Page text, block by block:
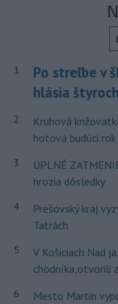
1
Po streľbe v
hlásia
2
Kruhová
hotová budúci rok
3
ÚPLNÉ
hrozia dôsledky
4
Prešovský kraj
Tatrách
5
V Košiciach Nad
chodníka,otvorili
6
Mesto Martin